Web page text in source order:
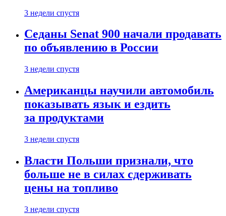
3 недели спустя
Седаны Senat 900 начали продавать
по объявлению в России
3 недели спустя
Американцы научили автомобиль
показывать язык и ездить
за продуктами
3 недели спустя
Власти Польши признали, что
больше не в силах сдерживать
цены на топливо
3 недели спустя